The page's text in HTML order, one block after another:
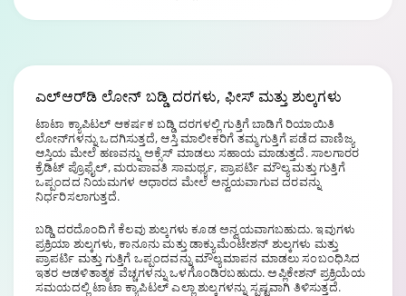
ಎಲ್‌ಆರ್‌ಡಿ ಲೋನ್ ಬಡ್ಡಿ ದರಗಳು, ಫೀಸ್ ಮತ್ತು ಶುಲ್ಕಗಳು
ಟಾಟಾ ಕ್ಯಾಪಿಟಲ್ ಆಕರ್ಷಕ ಬಡ್ಡಿ ದರಗಳಲ್ಲಿ ಗುತ್ತಿಗೆ ಬಾಡಿಗೆ ರಿಯಾಯಿತಿ
ಲೋನ್‌ಗಳನ್ನು ಒದಗಿಸುತ್ತದೆ, ಆಸ್ತಿ ಮಾಲೀಕರಿಗೆ ತಮ್ಮ ಗುತ್ತಿಗೆ ಪಡೆದ ವಾಣಿಜ್ಯ
ಆಸ್ತಿಯ ಮೇಲೆ ಹಣವನ್ನು ಅಕ್ಸೆಸ್ ಮಾಡಲು ಸಹಾಯ ಮಾಡುತ್ತದೆ. ಸಾಲಗಾರರ
ಕ್ರೆಡಿಟ್ ಪ್ರೊಫೈಲ್, ಮರುಪಾವತಿ ಸಾಮರ್ಥ್ಯ, ಪ್ರಾಪರ್ಟಿ ಮೌಲ್ಯ ಮತ್ತು ಗುತ್ತಿಗೆ
ಒಪ್ಪಂದದ ನಿಯಮಗಳ ಆಧಾರದ ಮೇಲೆ ಅನ್ವಯವಾಗುವ ದರವನ್ನು
ನಿರ್ಧರಿಸಲಾಗುತ್ತದೆ.
ಬಡ್ಡಿ ದರದೊಂದಿಗೆ ಕೆಲವು ಶುಲ್ಕಗಳು ಕೂಡ ಅನ್ವಯವಾಗಬಹುದು. ಇವುಗಳು
ಪ್ರಕ್ರಿಯಾ ಶುಲ್ಕಗಳು, ಕಾನೂನು ಮತ್ತು ಡಾಕ್ಯುಮೆಂಟೇಶನ್ ಶುಲ್ಕಗಳು ಮತ್ತು
ಪ್ರಾಪರ್ಟಿ ಮತ್ತು ಗುತ್ತಿಗೆ ಒಪ್ಪಂದವನ್ನು ಮೌಲ್ಯಮಾಪನ ಮಾಡಲು ಸಂಬಂಧಿಸಿದ
ಇತರ ಆಡಳಿತಾತ್ಮಕ ವೆಚ್ಚಗಳನ್ನು ಒಳಗೊಂಡಿರಬಹುದು. ಅಪ್ಲಿಕೇಶನ್ ಪ್ರಕ್ರಿಯೆಯ
ಸಮಯದಲ್ಲಿ ಟಾಟಾ ಕ್ಯಾಪಿಟಲ್ ಎಲ್ಲಾ ಶುಲ್ಕಗಳನ್ನು ಸ್ಪಷ್ಟವಾಗಿ ತಿಳಿಸುತ್ತದೆ.